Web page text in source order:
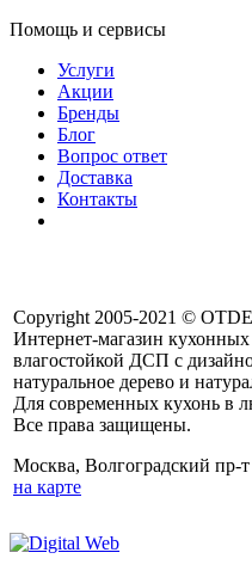
Помощь и сервисы
Услуги
Акции
Бренды
Блог
Вопрос ответ
Доставка
Контакты
Copyright 2005-2021 ©
Интернет-магазин
влагостойкой ДСП с
натуральное дерево и
Для современных кухонь в
Все права защищены.
Москва, Волгоградский пр-
на карте